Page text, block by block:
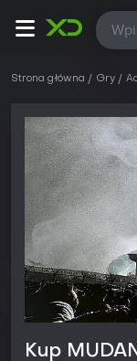
Strona główna Gry
Kup